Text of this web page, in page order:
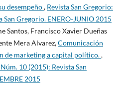
desempeño, Revista San Gregorio:
San Gregorio. ENERO-JUNIO 2015
Santos, Francisco Xavier Dueñas
Mera Alvarez,Comunicación
de marketing a capital político.,
10 (2015): Revista San
2015